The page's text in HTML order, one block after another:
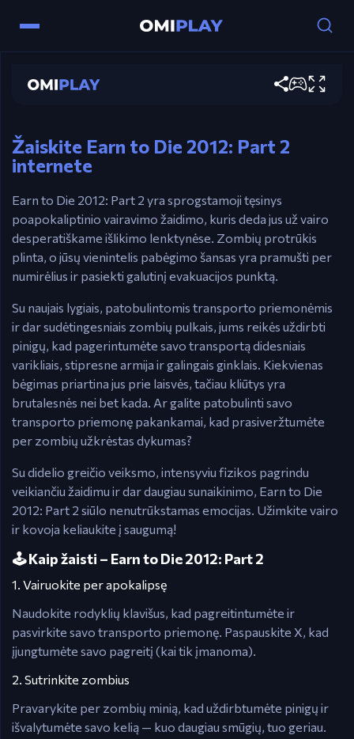
Earn to Die 2012: Part 2
Ctrl / X – Pagreitinti.
Žaiskite Earn to Die 2012: Part 2
internete
Earn to Die 2012: Part 2 yra sprogstamoji tęsinys
poapokaliptinio vairavimo žaidimo, kuris deda jus už vairo
desperatiškame išlikimo lenktynėse. Zombių protrūkis
plinta, o jūsų vienintelis pabėgimo šansas yra pramušti per
numirėlius ir pasiekti galutinį evakuacijos punktą.
Su naujais lygiais, patobulintomis transporto priemonėmis
ir dar sudėtingesniais zombių pulkais, jums reikės uždirbti
pinigų, kad pagerintumėte savo transportą didesniais
varikliais, stipresne armija ir galingais ginklais. Kiekvienas
bėgimas priartina jus prie laisvės, tačiau kliūtys yra
brutalesnės nei bet kada. Ar galite patobulinti savo
transporto priemonę pakankamai, kad prasiveržtumėte
per zombių užkrėstas dykumas?
Su didelio greičio veiksmo, intensyviu fizikos pagrindu
veikiančiu žaidimu ir dar daugiau sunaikinimo, Earn to Die
2012: Part 2 siūlo nenutrūkstamas emocijas. Užimkite vairo
ir kovoja keliaukite į saugumą!
🕹️ Kaip žaisti – Earn to Die 2012: Part 2
1. Vairuokite per apokalipsę
Naudokite rodyklių klavišus, kad pagreitintumėte ir
pasvirkite savo transporto priemonę. Paspauskite X, kad
įjungtumėte savo pagreitį (kai tik įmanoma).
2. Sutrinkite zombius
Pravarykite per zombių minią, kad uždirbtumėte pinigų ir
išvalytumėte savo kelią — kuo daugiau smūgių, tuo geriau.